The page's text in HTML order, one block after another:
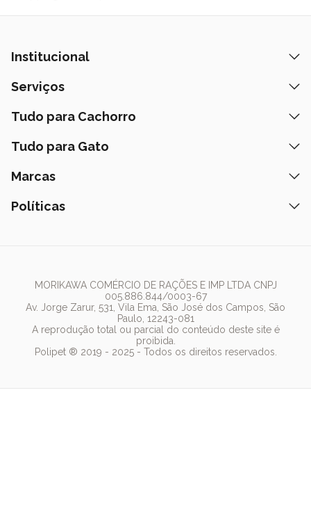
Institucional
Quem Somos
Prazos de Entrega
Fale Conosco
Lista de Desejos
Serviços
Banho e Tosa
Peça pelo Delivery
Assinatura Polipet
Tudo para Cachorro
Ração
Coleiras
Tudo para Gato
Ração
Marcas
Nexgard
Pedigree
Whiskas
Dog Chow
Royal Canin
Políticas
MORIKAWA COMÉRCIO DE RAÇÕES E IMP LTDA CNPJ
005.886.844/0003-67
Av. Jorge Zarur, 531, Vila Ema, São José dos Campos, São
Paulo, 12243-081
A reprodução total ou parcial do conteúdo deste site é
proibida.
Polipet ® 2019 - 2025 - Todos os direitos reservados.